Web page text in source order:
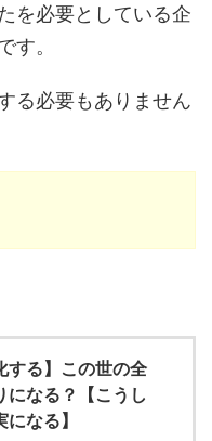
を必要としている企
す。
る必要もありません
する】この世の全
になる？【こうし
なる】